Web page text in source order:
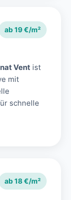
ab 19 €/m²
Vent ist
mit
schnelle
ab 18 €/m²